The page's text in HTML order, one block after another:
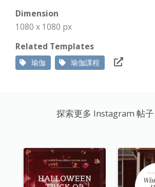
Dimension
1080 x 1080 px
Related Templates
瑜伽 瑜伽課程
探索更多 Instagram 帖子